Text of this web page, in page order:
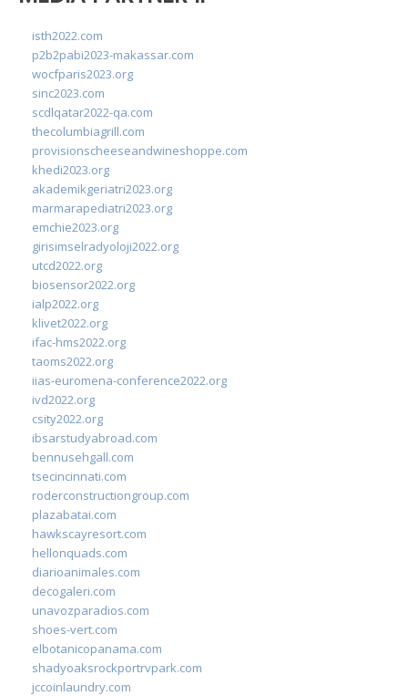
isth2022.com
p2b2pabi2023-makassar.com
wocfparis2023.org
sinc2023.com
scdlqatar2022-qa.com
thecolumbiagrill.com
provisionscheeseandwineshoppe.com
khedi2023.org
akademikgeriatri2023.org
marmarapediatri2023.org
emchie2023.org
girisimselradyoloji2022.org
utcd2022.org
biosensor2022.org
ialp2022.org
klivet2022.org
ifac-hms2022.org
taoms2022.org
iias-euromena-conference2022.org
ivd2022.org
csity2022.org
ibsarstudyabroad.com
bennusehgall.com
tsecincinnati.com
roderconstructiongroup.com
plazabatai.com
hawkscayresort.com
hellonquads.com
diarioanimales.com
decogaleri.com
unavozparadios.com
shoes-vert.com
elbotanicopanama.com
shadyoaksrockportrvpark.com
jccoinlaundry.com